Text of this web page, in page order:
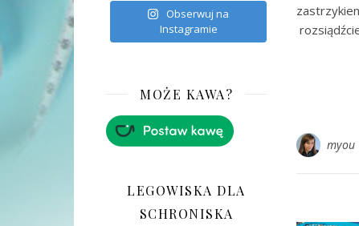
Obserwuj na
Instagramie
MOŻE KAWA?
LEGOWISKA DLA
SCHRONISKA
myou